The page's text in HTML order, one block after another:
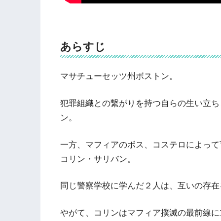
あらすじ
マサチューセッツ州ボストン。
犯罪組織との繋がりを持つ自らの生い立
ン。
一方、マフィアのボス、コステロによっ
コリン・サリバン。
同じ警察学校に学んだ２人は、互いの存
やがて、コリンはマフィア撲滅の最前線